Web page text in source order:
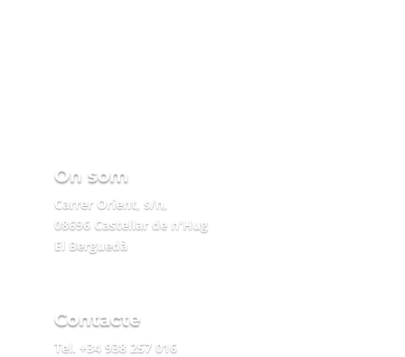
On som
Carrer Orient, s/n,
08696 Castellar de n'Hug
El Berguedà
Contacte
Tel. +34 938 257 016